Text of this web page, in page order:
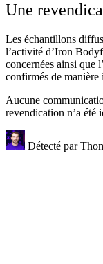
Une
Les échantillons
l’activité d’Iron
concernées ainsi que
confirmés de manière
Aucune
revendication n’a été
Détecté par